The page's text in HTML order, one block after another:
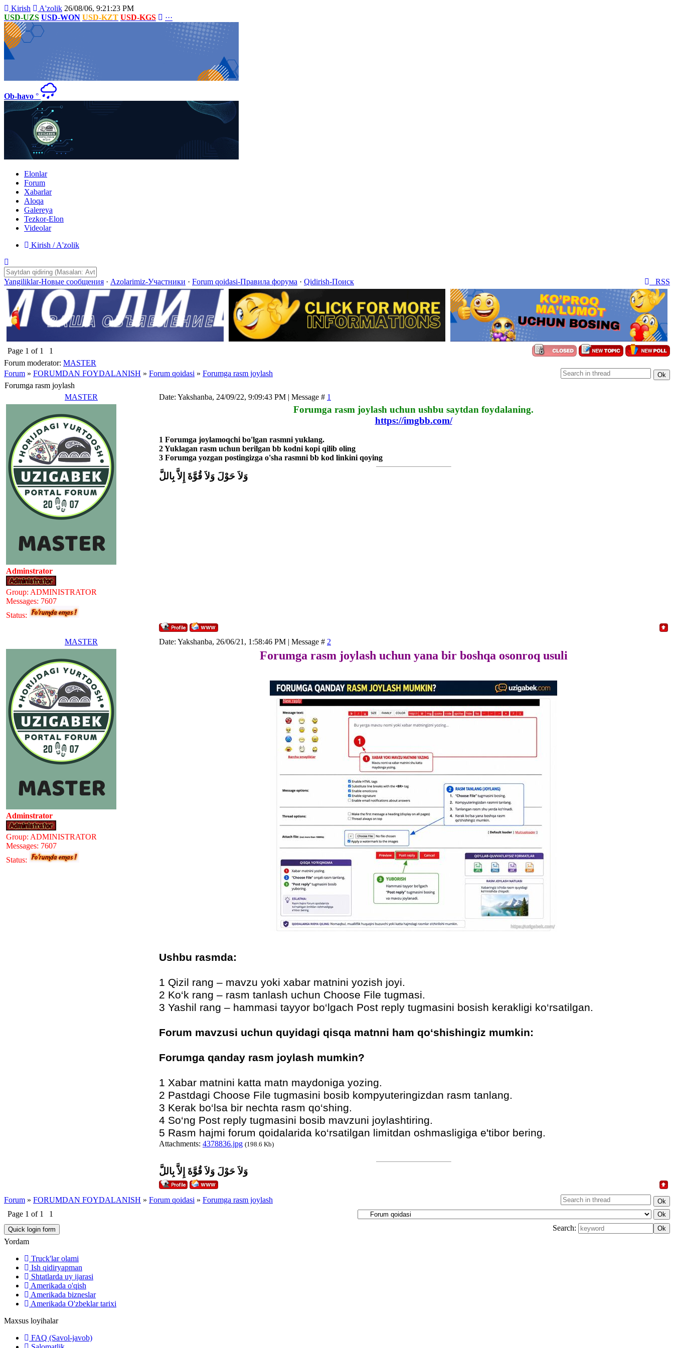
Kirish A'zolik 26/08/06, 9:21:23 PM
USD-UZS USD-WON USD-KZT USD-KGS ···
Ob-havo °
Elonlar
Forum
Xabarlar
Aloqa
Galereya
Tezkor-Elon
Videolar
Kirish / A'zolik
RSS
Yangiliklar-Новые сообщения · Azolarimiz-Участники · Forum qoidasi-Правила форума · Qidirish-Поиск
Page 1 of 1
1
Forum moderator: MASTER
Forum » FORUMDAN FOYDALANISH » Forum qoidasi » Forumga rasm joylash
Forumga rasm joylash
MASTER
Date: Yakshanba, 24/09/22, 9:09:43 PM | Message # 1
Adminstrator
Group: ADMINISTRATOR
Messages: 7607
Status:
Forumga rasm joylash uchun ushbu saytdan foydalaning.
https://imgbb.com/
1 Forumga joylamoqchi bo'lgan rasmni yuklang.
2 Yuklagan rasm uchun berilgan bb kodni kopi qilib oling
3 Forumga yozgan postingizga o'sha rasmni bb kod linkini qoying
وَلاَ حَوْلَ وَلاَ قُوَّةَ إِلاَّ بِاللَّ
MASTER Date: Yakshanba, 26/06/21, 1:58:46 PM | Message # 2
Adminstrator
Group: ADMINISTRATOR
Messages: 7607
Status:
Forumga rasm joylash uchun yana bir boshqa osonroq usuli
Ushbu rasmda:
1 Qizil rang – mavzu yoki xabar matnini yozish joyi.
2 Ko‘k rang – rasm tanlash uchun Choose File tugmasi.
3 Yashil rang – hammasi tayyor bo‘lgach Post reply tugmasini bosish kerakligi ko‘rsatilgan.
Forum mavzusi uchun quyidagi qisqa matnni ham qo‘shishingiz mumkin:
Forumga qanday rasm joylash mumkin?
1 Xabar matnini katta matn maydoniga yozing.
2 Pastdagi Choose File tugmasini bosib kompyuteringizdan rasm tanlang.
3 Kerak bo‘lsa bir nechta rasm qo‘shing.
4 So‘ng Post reply tugmasini bosib mavzuni joylashtiring.
5 Rasm hajmi forum qoidalarida ko‘rsatilgan limitdan oshmasligiga e'tibor bering.
Attachments: 4378836.jpg (198.6 Kb)
وَلاَ حَوْلَ وَلاَ قُوَّةَ إِلاَّ بِاللَّ
Forum » FORUMDAN FOYDALANISH » Forum qoidasi » Forumga rasm joylash
Page 1 of 1
1
Search:
Yordam
Truck'lar olami
Ish qidiryapman
Shtatlarda uy ijarasi
Amerikada o'qish
Amerikada bizneslar
Amerikada O'zbeklar tarixi
Maxsus loyihalar
FAQ (Savol-javob)